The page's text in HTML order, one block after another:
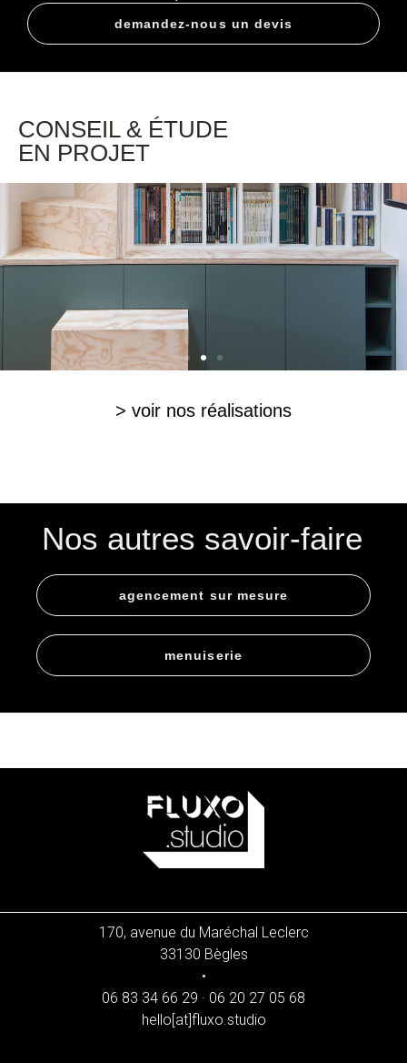
demandez-nous un devis
CONSEIL & ÉTUDE
EN PROJET
> voir nos réalisations
Nos autres savoir-faire
agencement sur mesure
menuiserie
170, avenue du Maréchal Leclerc
33130 Bègles
•
06 83 34 66 29 · 06 20 27 05 68
hello[at]fluxo.studio